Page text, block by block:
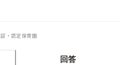
・認定保育園
回答